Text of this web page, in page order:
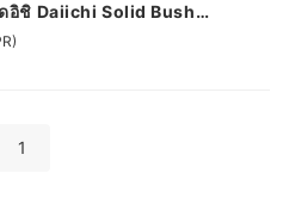
อิชิ Daiichi Solid Bush
1